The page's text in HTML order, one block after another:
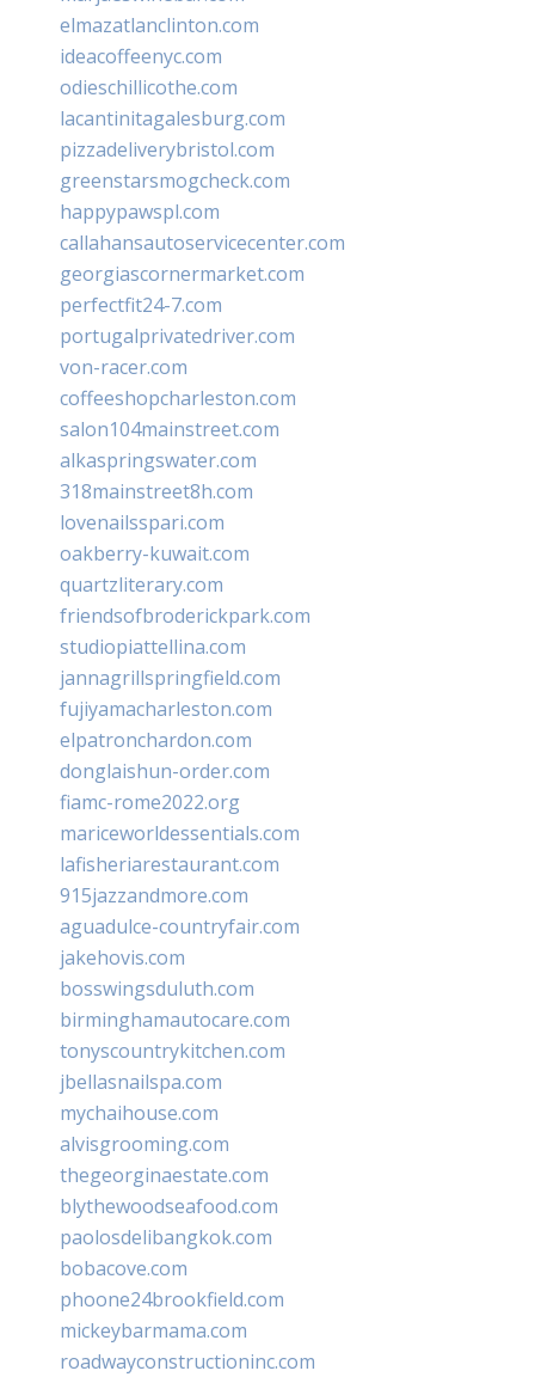
elmazatlanclinton.com
ideacoffeenyc.com
odieschillicothe.com
lacantinitagalesburg.com
pizzadeliverybristol.com
greenstarsmogcheck.com
happypawspl.com
callahansautoservicecenter.com
georgiascornermarket.com
perfectfit24-7.com
portugalprivatedriver.com
von-racer.com
coffeeshopcharleston.com
salon104mainstreet.com
alkaspringswater.com
318mainstreet8h.com
lovenailsspari.com
oakberry-kuwait.com
quartzliterary.com
friendsofbroderickpark.com
studiopiattellina.com
jannagrillspringfield.com
fujiyamacharleston.com
elpatronchardon.com
donglaishun-order.com
fiamc-rome2022.org
mariceworldessentials.com
lafisheriarestaurant.com
915jazzandmore.com
aguadulce-countryfair.com
jakehovis.com
bosswingsduluth.com
birminghamautocare.com
tonyscountrykitchen.com
jbellasnailspa.com
mychaihouse.com
alvisgrooming.com
thegeorginaestate.com
blythewoodseafood.com
paolosdelibangkok.com
bobacove.com
phoone24brookfield.com
mickeybarmama.com
roadwayconstructioninc.com